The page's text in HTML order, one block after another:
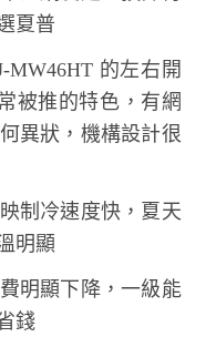
夏普
MW46HT 的左右開
被推的特色，有網
異狀，機構設計很
制冷速度快，夏天
明顯
明顯下降，一級能
錢